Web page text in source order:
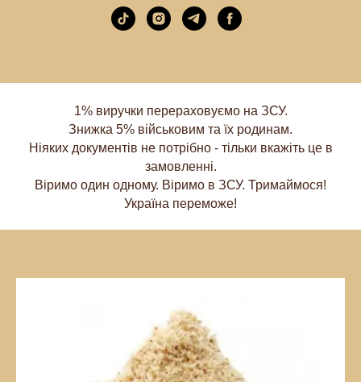
1% виручки перераховуємо на ЗСУ.
Знижка 5% військовим та їх родинам.
Ніяких документів не потрібно - тільки вкажіть це в
замовленні.
Віримо один одному. Віримо в ЗСУ. Тримаймося!
Україна переможе!